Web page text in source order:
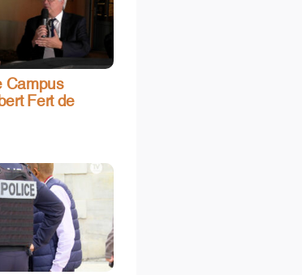
Campus
Fert de